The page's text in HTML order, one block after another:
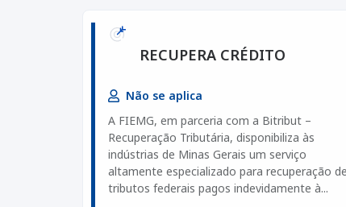
RECUPERA CRÉDITO
Não se aplica
A FIEMG, em parceria com a Bitribut –
Recuperação Tributária, disponibiliza às
indústrias de Minas Gerais um serviço
altamente especializado para recuperação de
tributos federais pagos indevidamente à...